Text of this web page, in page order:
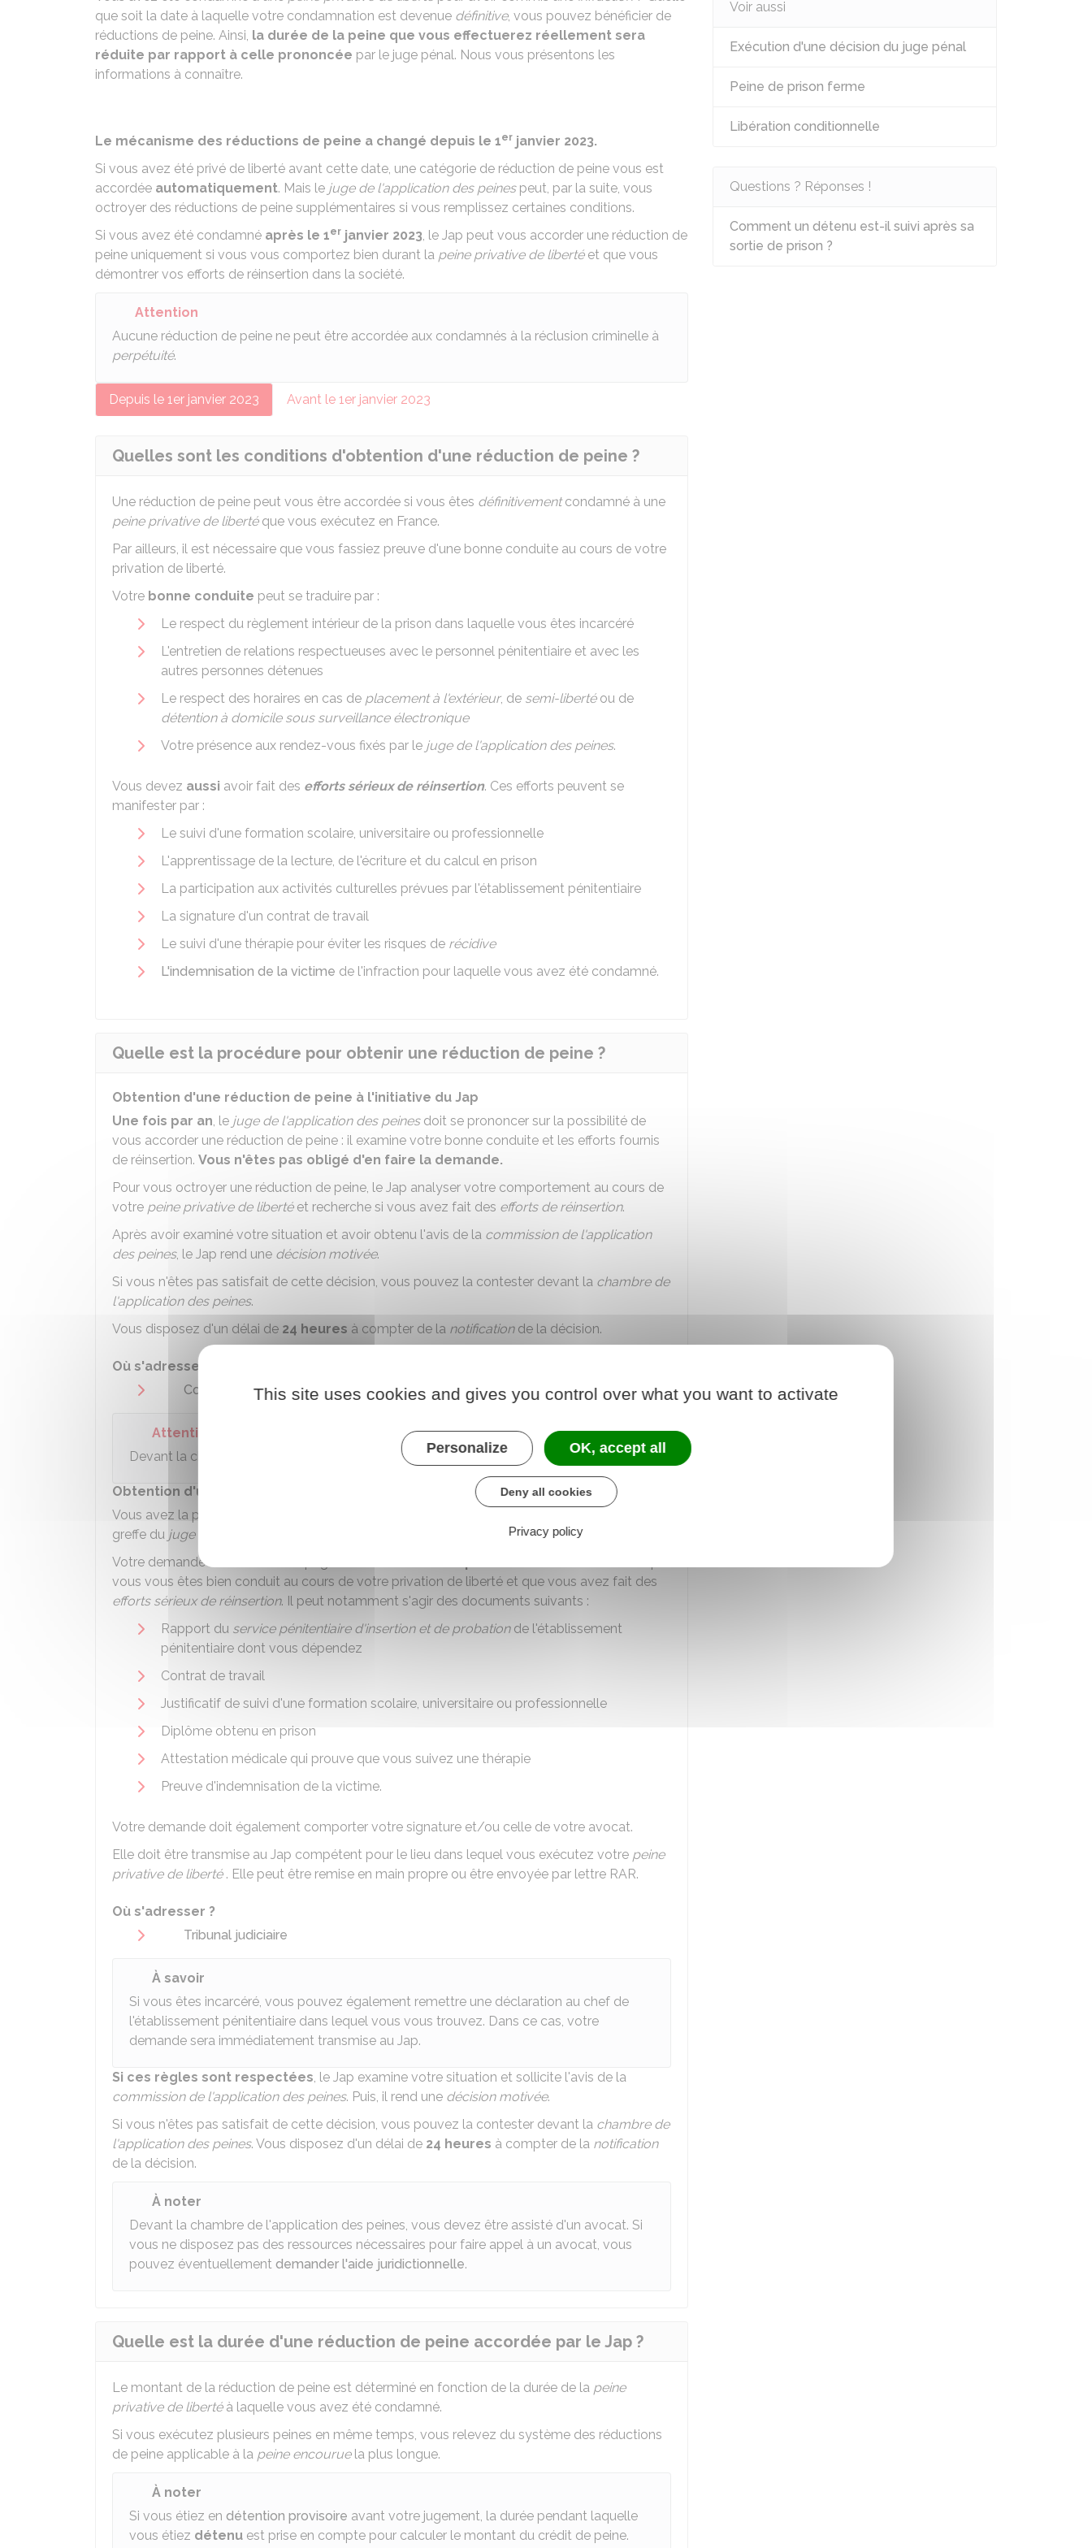
que soit la date à laquelle votre condamnation est devenue définitive, vous pouvez bénéficier de
réductions de peine. Ainsi, la durée de la peine que vous effectuerez réellement sera
réduite par rapport à celle prononcée par le juge pénal. Nous vous présentons les
informations à connaître.
Le mécanisme des réductions de peine a changé depuis le 1er janvier 2023.
Si vous avez été privé de liberté avant cette date, une catégorie de réduction de peine vous est
accordée automatiquement. Mais le juge de l'application des peinespeut, par la suite, vous
octroyer des réductions de peine supplémentaires si vous remplissez certaines conditions.
Si vous avez été condamné après le 1er janvier 2023, le Jap peut vous accorder une réduction de
peine uniquement si vous vous comportez bien durant la peine privative de liberté et que vous
démontrer vos efforts de réinsertion dans la société.
Attention
Aucune réduction de peine ne peut être accordée aux condamnés à la réclusion criminelle à
perpétuité.
Depuis le 1er janvier 2023 Avant le 1er janvier 2023
Quelles sont les conditions d'obtention d'une réduction de peine ?
Une réduction de peine peut vous être accordée si vous êtes définitivementcondamné à une
peine privative de libertéque vous exécutez en France.
Par ailleurs, il est nécessaire que vous fassiez preuve d'une bonne conduite au cours de votre
privation de liberté.
Votre bonne conduite peut se traduire par :
Le respect du règlement intérieur de la prison dans laquelle vous êtes incarcéré
L'entretien de relations respectueuses avec le personnel pénitentiaire et avec les
autres personnes détenues
Le respect des horaires en cas de placement à l'extérieur, de semi-libertéou de
détention à domicile sous surveillance électronique
Votre présence aux rendez-vous fixés par le juge de l'application des peines.
Vous devez aussi avoir fait des efforts sérieux de réinsertion. Ces efforts peuvent se
manifester par :
Le suivi d'une formation scolaire, universitaire ou professionnelle
L'apprentissage de la lecture, de l'écriture et du calcul en prison
La participation aux activités culturelles prévues par l'établissement pénitentiaire
La signature d'un contrat de travail
Le suivi d'une thérapie pour éviter les risques de récidive
L'indemnisation de la victime de l'infraction pour laquelle vous avez été condamné.
Quelle est la procédure pour obtenir une réduction de peine ?
Obtention d'une réduction de peine à l'initiative du Jap
Une fois par an, le juge de l'application des peinesdoit se prononcer sur la possibilité de
vous accorder une réduction de peine : il examine votre bonne conduite et les efforts fournis
de réinsertion. Vous n'êtes pas obligé d'en faire la demande.
Pour vous octroyer une réduction de peine, le Jap analyser votre comportement au cours de
votre peine privative de libertéet recherche si vous avez fait des efforts de réinsertion.
Après avoir examiné votre situation et avoir obtenu l'avis de la commission de l'application
des peines, le Jap rend une décision motivée.
Si vous n'êtes pas satisfait de cette décision, vous pouvez la contester devant la chambre de
l'application des peines.
Vous disposez d'un délai de 24 heures à compter de la notificationde la décision.
Où s'adresser ?
Cour d'appel
Attention
Devant la chambre de l'application des peines, vous devez être assisté d'un avocat.
Obtention d'une réduction de peine à la suite de la demande du condamné
Vous avez la possibilité de solliciter une réduction de peine en déposant une
greffe du juge de l'application des peines
Votre demande doit être accompagnée de
vous vous êtes bien conduit au cours de votre privation de liberté et que vous avez fait des
efforts sérieux de réinsertion. Il peut notamment s'agir des documents suivants :
Rapport du service pénitentiaire d'insertion et de probationde l'établissement
pénitentiaire dont vous dépendez
Contrat de travail
Justificatif de suivi d'une formation scolaire, universitaire ou professionnelle
Diplôme obtenu en prison
Attestation médicale qui prouve que vous suivez une thérapie
Preuve d'indemnisation de la victime.
Votre demande doit également comporter votre signature et/ou celle de votre avocat.
Elle doit être transmise au Jap compétent pour le lieu dans lequel vous exécutez votre peine
privative de liberté. Elle peut être remise en main propre ou être envoyée par lettre RAR.
Où s'adresser ?
Tribunal judiciaire
À savoir
Si vous êtes incarcéré, vous pouvez également remettre une déclaration au chef de
l'établissement pénitentiaire dans lequel vous vous trouvez. Dans ce cas, votre
demande sera immédiatement transmise au Jap.
Si ces règles sont respectées, le Jap examine votre situation et sollicite l'avis de la
commission de l'application des peines. Puis, il rend une décision motivée.
Si vous n'êtes pas satisfait de cette décision, vous pouvez la contester devant la chambre de
l'application des peines. Vous disposez d'un délai de 24 heures à compter de la notification
de la décision.
À noter
Devant la chambre de l'application des peines, vous devez être assisté d'un avocat. Si
vous ne disposez pas des ressources nécessaires pour faire appel à un avocat, vous
pouvez éventuellement demander l'aide juridictionnelle.
Quelle est la durée d'une réduction de peine accordée par le Jap ?
Le montant de la réduction de peine est déterminé en fonction de la durée de la peine
privative de libertéà laquelle vous avez été condamné.
Si vous exécutez plusieurs peines en même temps, vous relevez du système des réductions
de peine applicable à la peine encouruela plus longue.
À noter
Si vous étiez en détention provisoire avant votre jugement, la durée pendant laquelle
vous étiez détenu est prise en compte pour calculer le montant du crédit de peine.
Voir aussi
Exécution d'une décision du juge pénal
Peine de prison ferme
Libération conditionnelle
Questions ? Réponses !
Comment un détenu est-il suivi après sa
sortie de prison ?
This site uses cookies and gives you control over what you want to activate
Personalize OK, accept all
Deny all cookies
Privacy policy